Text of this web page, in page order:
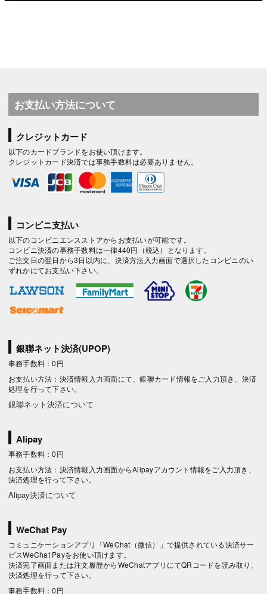
お支払い方法について
クレジットカード
以下のカードブランドをお使い頂けます。
クレジットカード決済では事務手数料は必要ありません。
コンビニ支払い
以下のコンビニエンスストアからお支払いが可能です。
コンビニ決済の事務手数料は一律440円（税込）となります。
ご注文日の翌日から3日以内に、決済方法入力画面で選択したコンビニのい
ずれかにてお支払い下さい。
銀聯ネット決済(UPOP)
事務手数料：0円
お支払い方法：決済情報入力画面にて、銀聯カード情報をご入力頂き、決済
処理を行って下さい。
銀聯ネット決済について
Alipay
事務手数料：0円
お支払い方法：決済情報入力画面からAlipayアカウント情報をご入力頂き、
決済処理を行って下さい。
Alipay決済について
WeChat Pay
コミュニケーションアプリ「WeChat（微信）」で提供されている決済サー
ビスWeChat Payをお使い頂けます。
決済完了画面または注文履歴からWeChatアプリにてQRコードを読み取り、
決済処理を行って下さい。
事務手数料：0円